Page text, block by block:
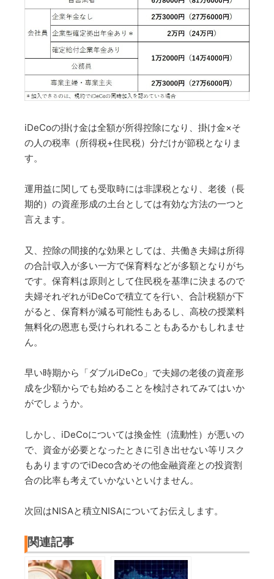
iDeCoの掛け金は全額が所得控除になり、掛け金×そ
の人の税率（所得税+住民税）分だけが節税となりま
す。
運用益に関しても受取時には非課税となり、老後（長
期的）の資産形成の土台としては有効な方法の一つと
言えます。
又、控除の間接的な効果としては、共働き夫婦は所得
の合計収入が多い一方で保育料などが多額となりがち
です。保育料は原則として住民税を基準に決まるので
夫婦それぞれがiDeCoで積立てを行い、合計税額が下
がると、保育料が減る可能性もあるし、高校の授業料
無料化の恩恵も受けられれることもあるかもしれませ
ん。
早い時期から「ダブルiDeCo」で夫婦の老後の資産形
成を少額からでも始めることを検討されてみてはいか
がでしょうか。
しかし、iDeCoについては換金性（流動性）が悪いの
で、資金が必要となったときに引き出せない等リスク
もありますのでiDeco含めその他金融資産との投資割
合の比率も考えていかないといけません。
次回はNISAと積立NISAについてお伝えします。
関連記事